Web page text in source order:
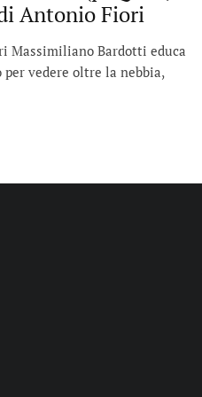
Antonio Fiori
Massimiliano Bardotti educa
vedere oltre la nebbia,